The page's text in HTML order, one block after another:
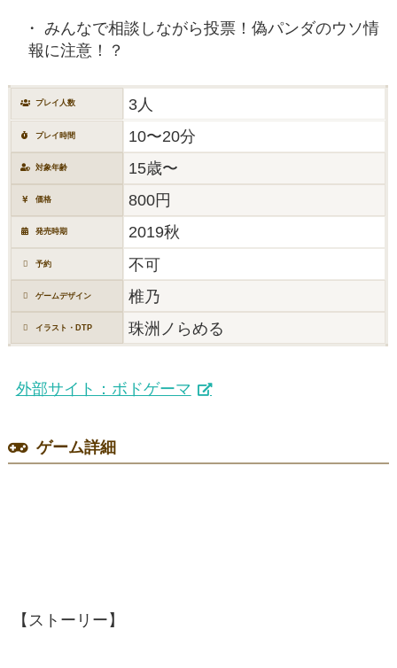
みんなで相談しながら投票！偽パンダのウソ情
報に注意！？
プレイ人数 3人
プレイ時間 10〜20分
対象年齢 15歳〜
価格 800円
発売時期 2019秋
予約 不可
ゲームデザイン 椎乃
イラスト・DTP 珠洲ノらめる
外部サイト：ボドゲーマ
ゲーム詳細
【ストーリー】